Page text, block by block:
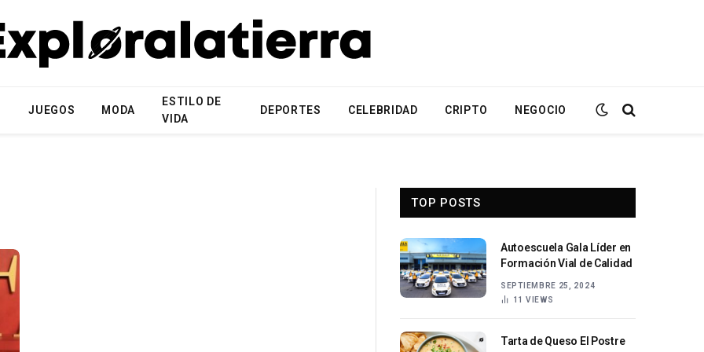
JUEGOS MODA
ESTILO DE
VIDA
DEPORTES CELEBRIDAD CRIPTO NEGOCIO
TOP POSTS
Autoescuela Gala Líder en
Formación Vial de Calidad
SEPTIEMBRE 25, 2024
11 VIEWS
Tarta de Queso El Postre